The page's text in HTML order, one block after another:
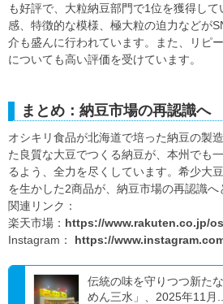
も好評で、大粒納豆部門で1位を獲得し
感、特徴的な模様、極大粒の迫力などが
介も盛んに行われています。また、リピ
についても高い評価を受けています。
まとめ：納豆市場の再認識へ
オシキリ食品が北海道で培った納豆の製
た良質な大豆でつくる納豆が、本州でも
るよう、全力を尽くしています。希少大
を生かした2商品が、納豆市場の再認識へ
関連リンク：
楽天市場： https://www.rakuten.co.jp/
Instagram： https://
伝統の味を守りつつ新た
めん三水」、2025年11月...